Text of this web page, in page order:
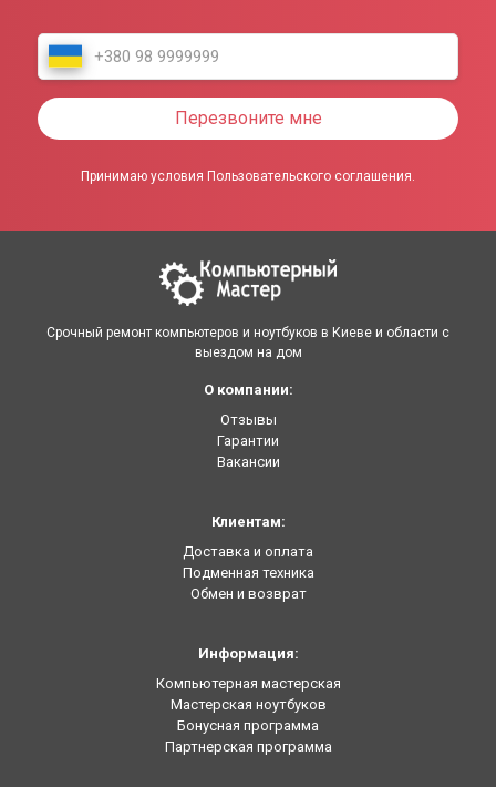
Перезвоните мне
Принимаю условия Пользовательского соглашения.
Срочный ремонт компьютеров и ноутбуков в Киеве и области с
выездом на дом
О компании:
Отзывы
Гарантии
Вакансии
Клиентам:
Доставка и оплата
Подменная техника
Обмен и возврат
Информация:
Компьютерная мастерская
Мастерская ноутбуков
Бонусная программа
Партнерская программа